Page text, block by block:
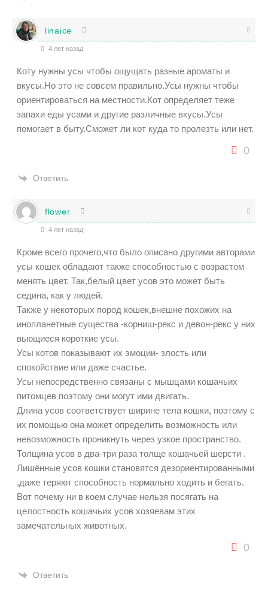
linaice
4 лет назад
Коту нужны усы чтобы ощущать разные ароматы и
вкусы.Но это не совсем правильно.Усы нужны чтобы
ориентироваться на местности.Кот определяет теже
запахи еды усами и другие различные вкусы.Усы
помогает в быту.Сможет ли кот куда то пролезть или нет.
0
Ответить
flower
4 лет назад
Кроме всего прочего,что было описано другими авторами
усы кошек обладают также способностью с возрастом
менять цвет. Так,белый цвет усов это может быть
седина, как у людей.
Также у некоторых пород кошек,внешне похожих на
инопланетные существа -корниш-рекс и девон-рекс у них
вьющиеся короткие усы.
Усы котов показывают их эмоции- злость или
спокойствие или даже счастье.
Усы непосредственно связаны с мышцами кошачьих
питомцев поэтому они могут ими двигать.
Длина усов соответствует ширине тела кошки, поэтому с
их помощью она может определить возможность или
невозможность проникнуть через узкое пространство.
Толщина усов в два-три раза толще кошачьей шерсти .
Лишённые усов кошки становятся дезориентированными
,даже теряют способность нормально ходить и бегать.
Вот почему ни в коем случае нельзя посягать на
целостность кошачьих усов хозяевам этих
замечательных животных.
0
Ответить